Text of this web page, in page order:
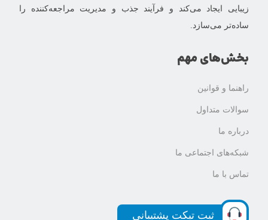
زیبایی ایجاد می‌کند و فرآیند جذب و مدیریت مراجعه‌کننده را
ساده‌تر می‌سازد.
بخش‌های مهم
راهنما و قوانین
سوالات متداول
درباره ما
شبکه‌های اجتماعی ما
تماس با ما
ثبت تیکت پشتیبانی